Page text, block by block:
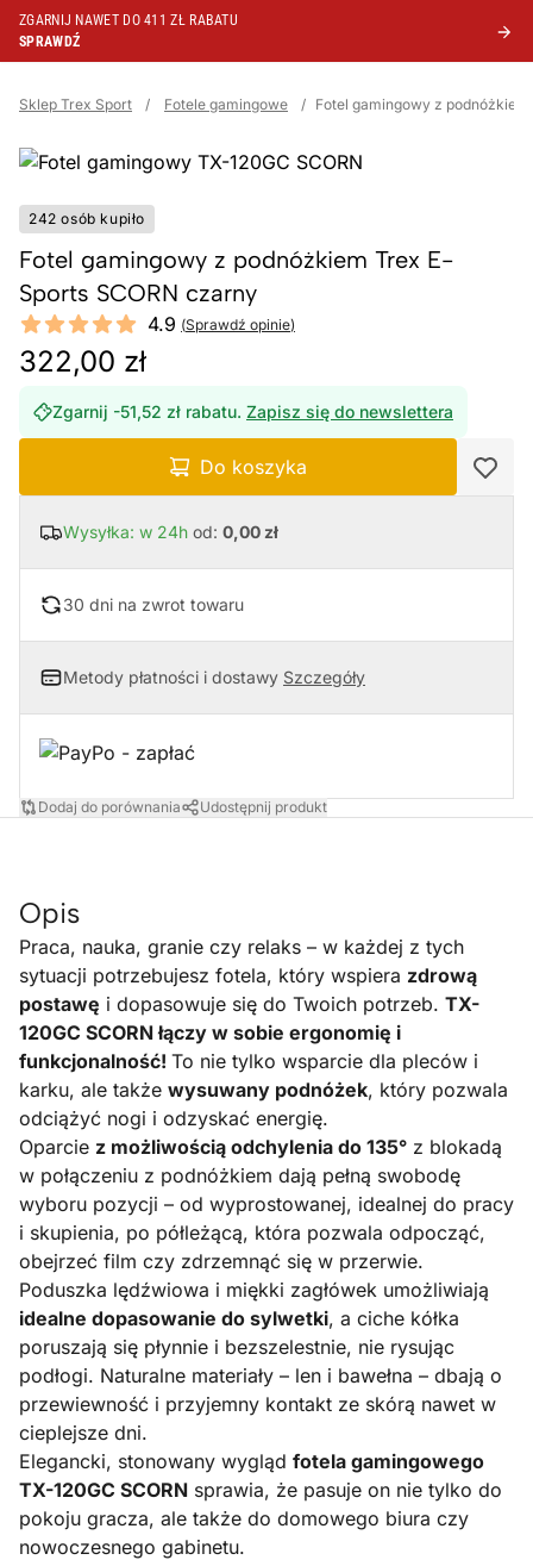
ZGARNIJ NAWET DO 411 ZŁ RABATU
SPRAWDŹ
Sklep Trex Sport / Fotele gamingowe / Fotel gamingowy z
242 osób kupiło
Fotel gamingowy z podnóżkiem Trex E-
Sports SCORN czarny
Reviews
4.9 out of 5 stars 4.9 (Sprawdź opinie)
322,00 zł
Zgarnij -51,52 zł rabatu. Zapisz się do newslettera
Do koszyka
Wysyłka: w 24h od: 0,00 zł
30 dni na zwrot towaru
Metody płatności i dostawy Szczegóły
Dodaj do porównania Udostępnij produkt
Opis
Praca, nauka, granie czy relaks – w każdej z tych
sytuacji potrzebujesz fotela, który wspiera zdrową
postawę i dopasowuje się do Twoich potrzeb. TX-
120GC SCORN łączy w sobie ergonomię i
funkcjonalność! To nie tylko wsparcie dla pleców i
karku, ale także wysuwany podnóżek, który pozwala
odciążyć nogi i odzyskać energię.
Oparcie z możliwością odchylenia do 135° z blokadą
w połączeniu z podnóżkiem dają pełną swobodę
wyboru pozycji – od wyprostowanej, idealnej do pracy
i skupienia, po półleżącą, która pozwala odpocząć,
obejrzeć film czy zdrzemnąć się w przerwie.
Poduszka lędźwiowa i miękki zagłówek umożliwiają
idealne dopasowanie do sylwetki, a ciche kółka
poruszają się płynnie i bezszelestnie, nie rysując
podłogi. Naturalne materiały – len i bawełna – dbają o
przewiewność i przyjemny kontakt ze skórą nawet w
cieplejsze dni.
Elegancki, stonowany wygląd fotela gamingowego
TX-120GC SCORN sprawia, że pasuje on nie tylko do
pokoju gracza, ale także do domowego biura czy
nowoczesnego gabinetu.